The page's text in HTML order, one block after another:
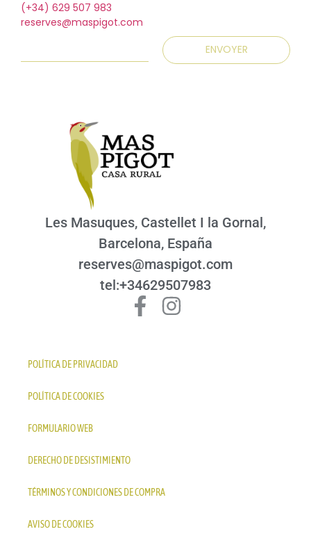
(+34) 629 507 983
reserves@maspigot.com
ENVOYER
Les Masuques, Castellet I la Gornal,
Barcelona, España
reserves@maspigot.com
tel:+34629507983
POLÍTICA DE PRIVACIDAD
POLÍTICA DE COOKIES
FORMULARIO WEB
DERECHO DE DESISTIMIENTO
TÉRMINOS Y CONDICIONES DE COMPRA
AVISO DE COOKIES